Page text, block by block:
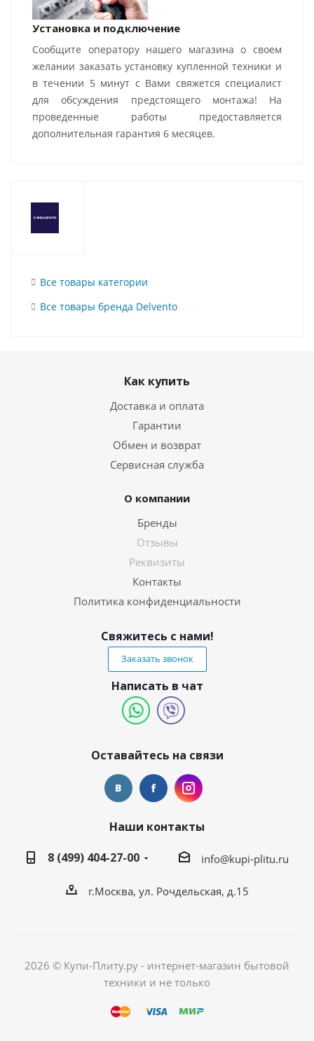
Установка и подключение
Сообщите оператору нашего магазина о своем
желании заказать установку купленной техники и
в течении 5 минут с Вами свяжется специалист
для обсуждения предстоящего монтажа! На
проведенные работы предоставляется
дополнительная гарантия 6 месяцев.
Все товары категории
Все товары бренда Delvento
Как купить
Доставка и оплата
Гарантии
Обмен и возврат
Сервисная служба
О компании
Бренды
Отзывы
Реквизиты
Контакты
Политика конфиденциальности
Свяжитесь с нами!
Заказать звонок
Написать в чат
Оставайтесь на связи
Наши контакты
8 (499) 404-27-00
info@kupi-plitu.ru
г.Москва, ул. Рочдельская, д.15
2026 © Купи-Плиту.ру - интернет-магазин бытовой
техники и не только